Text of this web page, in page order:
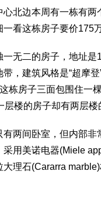
心北边本周有一栋有
一看这栋房子要价175
一无二的房子，地址
带，建筑风格是“超摩
栋房子三面包围住一
层楼的房子却有两层楼
有两间卧室，但内部
采用美诺电器(Miele
理石(Cararra marble)